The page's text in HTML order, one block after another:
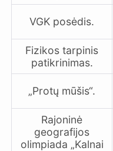
VGK posėdis.
Fizikos tarpinis
patikrinimas.
„Protų mūšis“.
Rajoninė
geografijos
olimpiada „Kalnai